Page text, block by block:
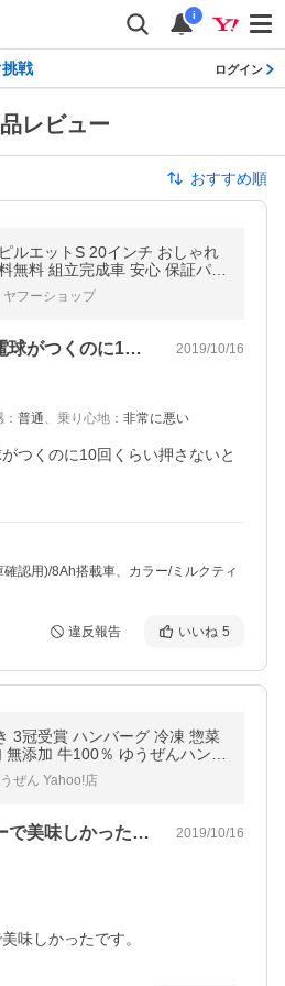
i
戦 ログイン
レビュー
おすすめ順
ルエットS 20インチ おしゃれ
無料 組立完成車 安心 保証パッ
フーショップ
ガタガタ音がする。電球がつくのに10回… 2019/10/16
： 普通、 乗り心地 ： 非常に悪い
つくのに10回くらい押さないと
認用)/8Ah搭載車、カラー/ミルクティ
違反報告 いいね 5
3冠受賞 ハンバーグ 冷凍 惣菜
添加 牛100％ ゆうぜんハンバ
個入 1.8kg メガ盛り グルメ 明
ぜん Yahoo!店
柔らかく手ジューシーで美味しかったです… 2019/10/16
味しかったです。